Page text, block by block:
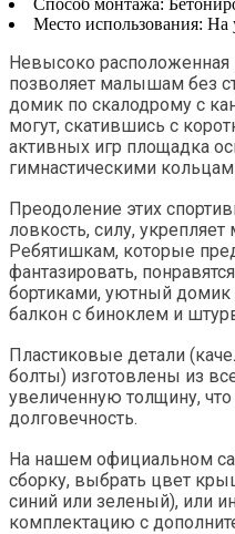
Место использования: На
Невысоко расположенная
позволяет малышам без
домик по скалодрому с
могут, скатившись с
активных игр площадка
гимнастическими
Преодоление этих
ловкость, силу,
Ребятишкам, которые
фантазировать,
бортиками, уютный
балкон с биноклем и
Пластиковые детали
болты) изготовлены из
увеличенную толщину,
долговечность.
На нашем официальном
сборку, выбрать цвет
синий или зеленый), или
комплектацию с